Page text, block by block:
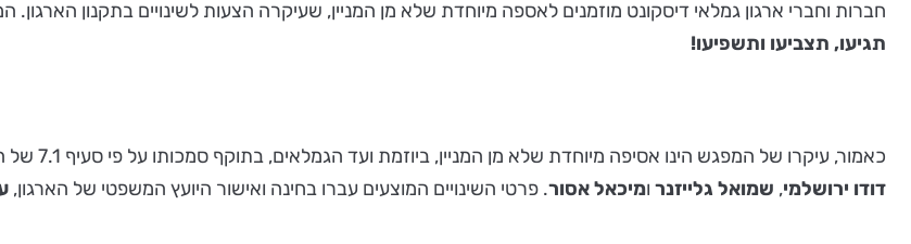
חברות וחברי ארגון גמלאי דיסקונט מוזמנים לאספה מיוחדת שלא מן המניין, שעיקרה הצעות לשינויים בתקנון הארגון. המפגש יתקיים ביום ב' 23 במאי
תגיעו, תצביעו ותשפיעו!
כאמור, עיקרו של המפגש הינו אסיפה מיוחדת שלא מן המניין, ביוזמת ועד הגמלאים, בתוקף סמכותו על פי סעיף 7.1 של התקנון. בנושא זה הושקעה עבודה מעמיקה ע"י ועדת התקנון, בהרכב:
דודו ירושלמי, שמואל גלייזנר ומיכאל אסור. פרטי השינויים המוצעים עברו בחינה ואישור היועץ המשפטי של הארגון,